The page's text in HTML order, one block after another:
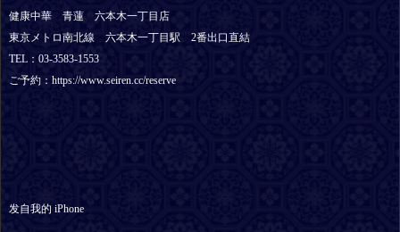
健康中華 青蓮 六本木一丁目店
東京メトロ南北線 六本木一丁目駅 2番出口直結
TEL：03-3583-1553
ご予約：https://www.seiren.cc/reserve
发自我的 iPhone